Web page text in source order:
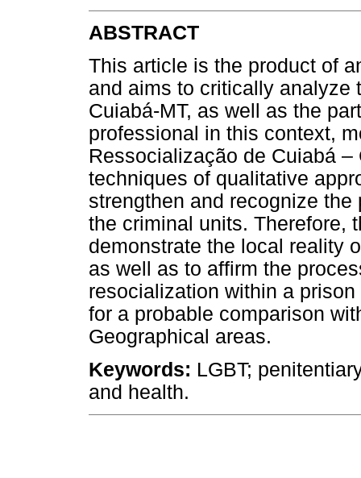
ABSTRACT
This article is the product of
and aims to critically analyze
Cuiabá-MT, as well as the
professional in this context,
Ressocialização de Cuiabá
techniques of qualitative
strengthen and recognize
the criminal units. Therefore,
demonstrate the local reality
as well as to affirm the
resocialization within a
for a probable comparison
Geographical areas.
Keywords: LGBT;
and health.